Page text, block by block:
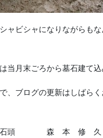
ャビシャになりながらも
当月末ごろから墓石建て込
、ブログの更新はしばら
石材 石頭 森 本